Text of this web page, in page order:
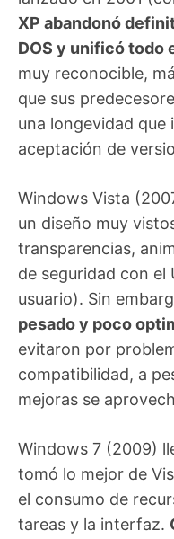
XP abandonó
DOS y unificó todo
muy reconocible,
que sus
una longevidad que
aceptación de
Windows Vista
un diseño muy
transparencias,
de seguridad con el
usuario). Sin
pesado y poco
evitaron por
compatibilidad, a
mejoras se
Windows 7 (2009)
tomó lo mejor de
el consumo de
tareas y la interfaz.